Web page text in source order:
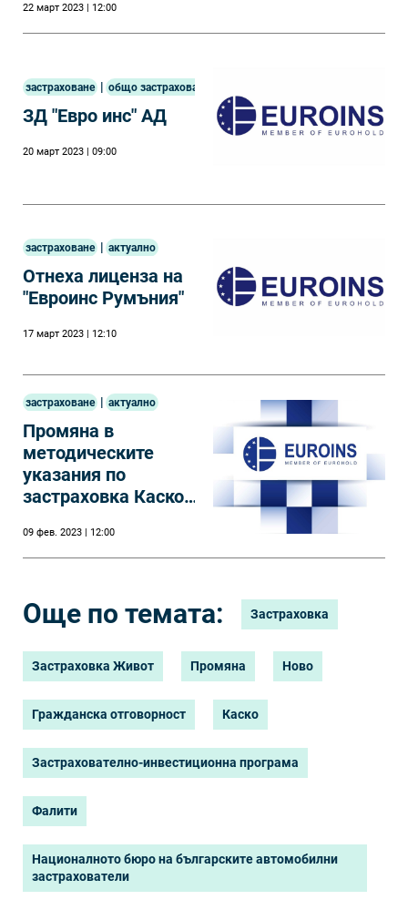
22 март 2023 | 12:00
застраховане | общо застраховане
ЗД "Евро инс" АД
20 март 2023 | 09:00
застраховане | актуално
Отнеха лиценза на
"Евроинс Румъния"
17 март 2023 | 12:10
застраховане | актуално
Промяна в
методическите
указания по
застраховка Каско
09 фев. 2023 | 12:00
Още по темата: Застраховка
Застраховка Живот Промяна Ново
Гражданска отговорност Каско
Застрахователно-инвестиционна програма
Фалити
Националното бюро на българските автомобилни
застрахователи